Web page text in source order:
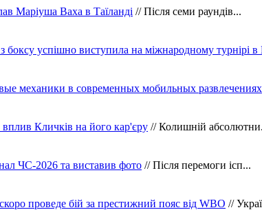
Маріуша Ваха в Таїланді // Після семи раундів...
з боксу успішно виступила на міжнародному турнірі в
механики в современных мобильных развлечениях
вплив Кличків на його кар'єру // Колишній
ЧС-2026 та виставив фото // Після перемоги ісп...
проведе бій за престижний пояс від WBO //